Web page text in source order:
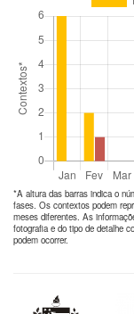
*A altura das barras indica o
fases. Os contextos podem
meses diferentes. As
fotografia e do tipo de detalhe
podem ocorrer.